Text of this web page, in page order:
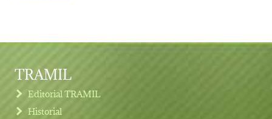
TRAMIL
Editorial TRAMIL
Historial